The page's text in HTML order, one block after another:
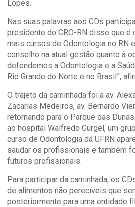
Lopes.
Nas suas palavras aos CDs
presidente do CRO-RN disse que é
mais cursos de Odontologia no RN
conselho na atual gestão quanto à
defendemos a Odontologia e a
Rio Grande do Norte e no Brasil”,
O trajeto da caminhada foi a av.
Zacarias Medeiros, av. Bernardo
retornando para o Parque das
ao hospital Walfredo Gurgel, um
curso de Odontologia da UFRN
saudar os profissionais e também
futuros profissionais.
Para participar da caminhada, os
de alimentos não perecíveis que
posteriormente para uma entidade